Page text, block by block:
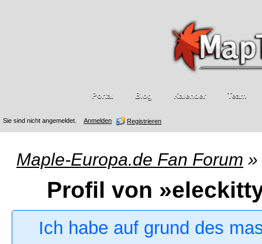
Sie sind nicht angemeldet. Anmelden Registrieren
Portal Blog Kalender Team
Maple-Europa.de Fan Forum »
Profil von
Ich habe auf grund des